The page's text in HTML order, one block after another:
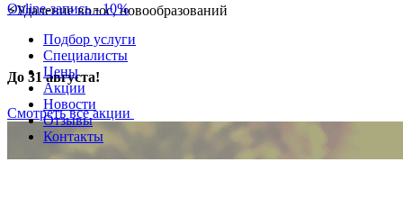
⚡Удаление волос, новообразований
До 31 августа!
Смотреть все акции
Online-запись - 10%
Подбор услуги
Специалисты
Цены
Акции
Новости
Отзывы
Контакты